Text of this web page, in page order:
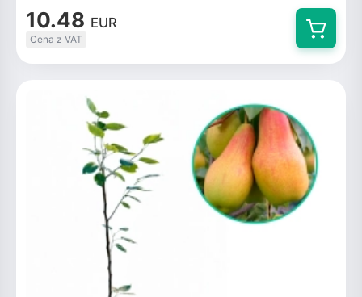
10.48 EUR
Cena z VAT